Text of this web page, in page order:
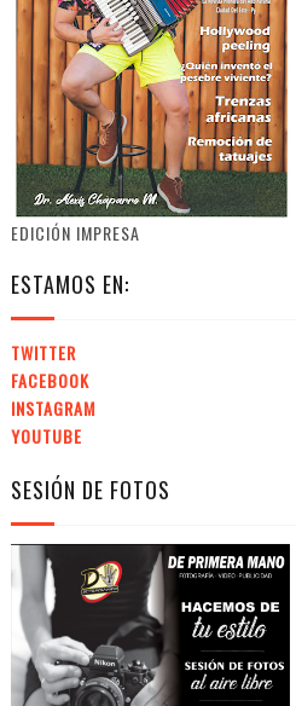
EDICIÓN IMPRESA
ESTAMOS EN:
TWITTER
FACEBOOK
INSTAGRAM
YOUTUBE
SESIÓN DE FOTOS